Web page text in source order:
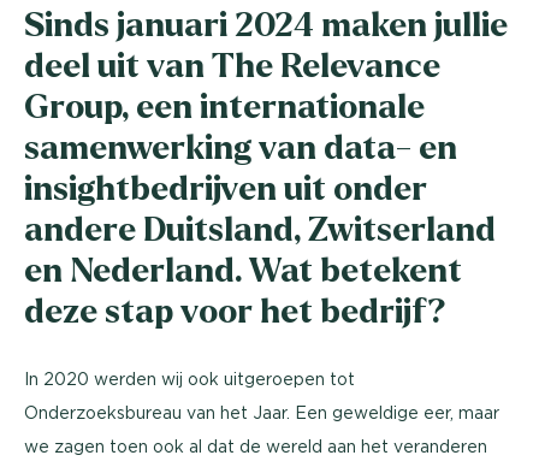
Sinds januari 2024 maken jullie
deel uit van The Relevance
Group, een internationale
samenwerking van data- en
insightbedrijven uit onder
andere Duitsland, Zwitserland
en Nederland. Wat betekent
deze stap voor het bedrijf?
In 2020 werden wij ook uitgeroepen tot
Onderzoeksbureau van het Jaar. Een geweldige eer, maar
we zagen toen ook al dat de wereld aan het veranderen